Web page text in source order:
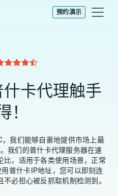
预约演示
卡代理触手
！
我们能够自豪地提供市场上最
我们的普什卡代理服务器在速
比，适用于各类使用场景，正常
普什卡IP地址，您可以即刻连
必担心被反抓取机制检测到。